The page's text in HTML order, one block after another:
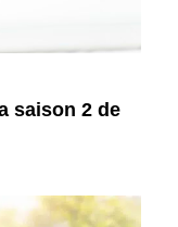
saison 2 de